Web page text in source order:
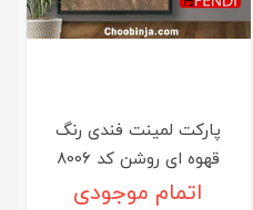
پارکت لمینت فندی رنگ
قهوه ای روشن کد 8006
اتمام موجودی